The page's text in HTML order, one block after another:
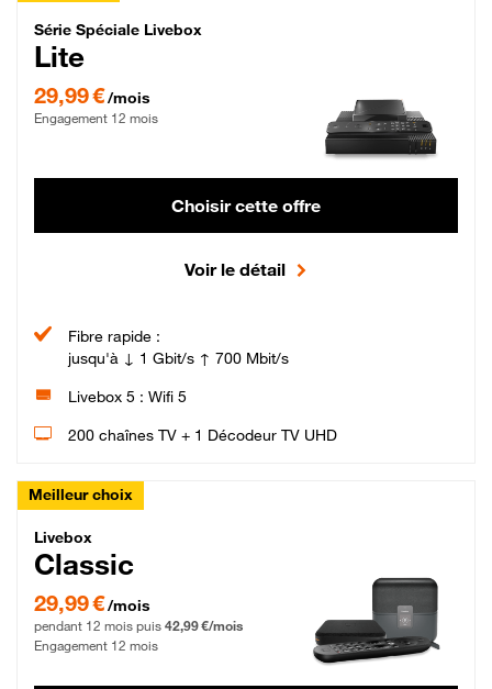
Série Spéciale Livebox Lite Fibre
Série Spéciale Livebox
Lite
29,99 €/mois
Engagement 12 mois
Choisir cette offre
Voir le détail
Fibre rapide :
jusqu'à ↓ 1 Gbit/s ↑ 700 Mbit/s
Livebox 5 : Wifi 5
200 chaînes TV + 1 Décodeur TV UHD
Meilleur choix
Livebox Classic Fibre
Livebox
Classic
29,99 € par mois pendant 12 mois puis 42,99 € par mois, Engagement 12 mois
29,99 €/mois
pendant 12 mois puis 42,99 €/mois
Engagement 12 mois